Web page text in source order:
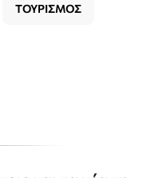
ΤΟΥΡΙΣΜΟΣ